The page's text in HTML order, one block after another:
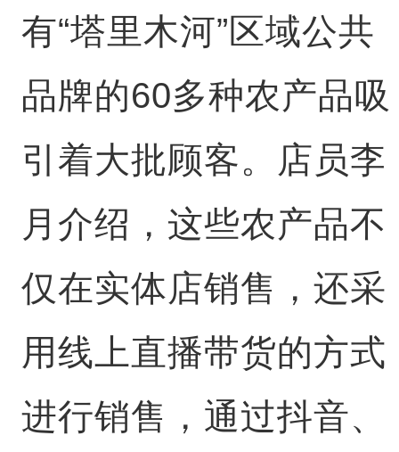
有“塔里木河”区域公共
品牌的60多种农产品吸
引着大批顾客。店员李
月介绍，这些农产品不
仅在实体店销售，还采
用线上直播带货的方式
进行销售，通过抖音、